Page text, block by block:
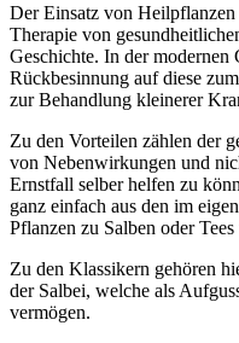
Der Einsatz von
Therapie von
Geschichte. In der modernen
Rückbesinnung auf diese
zur Behandlung kleinerer
Zu den Vorteilen zählen der
von Nebenwirkungen und
Ernstfall selber helfen zu
ganz einfach aus den im
Pflanzen zu Salben oder
Zu den Klassikern gehören
der Salbei, welche als
vermögen.